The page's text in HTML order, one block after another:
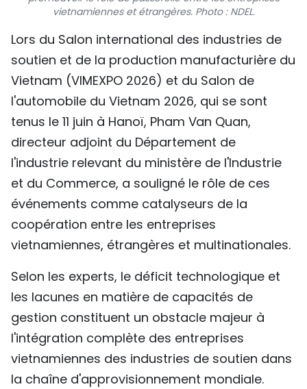
TIẾNG VIỆT
中文
РУССКИЙ
ESPAÑOL
vietnamiennes et étrangères. Photo : NDEL.
Lors du Salon international des industries de
soutien et de la production manufacturière du
Vietnam (VIMEXPO 2026) et du Salon de
l'automobile du Vietnam 2026, qui se sont
tenus le 11 juin à Hanoï, Pham Van Quan,
directeur adjoint du Département de
l'industrie relevant du ministère de l'Industrie
et du Commerce, a souligné le rôle de ces
événements comme catalyseurs de la
coopération entre les entreprises
vietnamiennes, étrangères et multinationales.
Selon les experts, le déficit technologique et
les lacunes en matière de capacités de
gestion constituent un obstacle majeur à
l'intégration complète des entreprises
vietnamiennes des industries de soutien dans
la chaîne d'approvisionnement mondiale.